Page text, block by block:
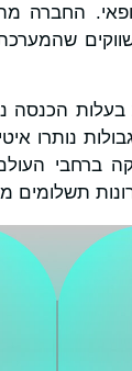
החברה
שווקים
חוצי
עדיין משלמים
תשלומים